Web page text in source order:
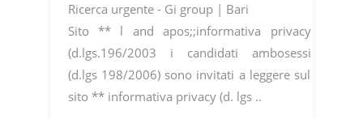
Ricerca urgente - Gi group | Bari
Sito ** l and apos;;informativa privacy
(d.lgs.196/2003 i candidati ambosessi
(d.lgs 198/2006) sono invitati a leggere sul
sito ** informativa privacy (d. lgs ..